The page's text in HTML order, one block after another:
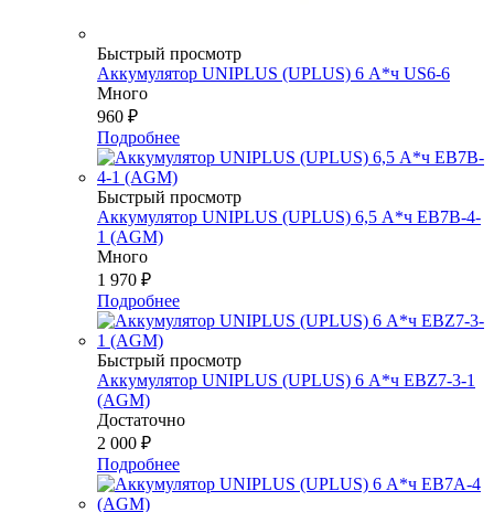
Быстрый просмотр
Аккумулятор UNIPLUS (UPLUS) 6 А*ч US6-6
Много
960 ₽
Подробнее
Быстрый просмотр
Аккумулятор UNIPLUS (UPLUS) 6,5 А*ч EB7B-4-
1 (AGM)
Много
1 970 ₽
Подробнее
Быстрый просмотр
Аккумулятор UNIPLUS (UPLUS) 6 А*ч EBZ7-3-1
(AGM)
Достаточно
2 000 ₽
Подробнее